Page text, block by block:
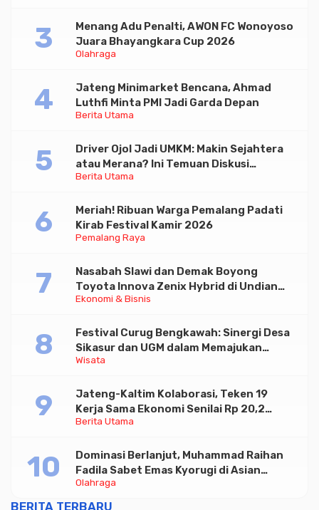
Olahraga
Menang Adu Penalti, AWON FC Wonoyoso
Juara Bhayangkara Cup 2026
Berita Utama
Jateng Minimarket Bencana, Ahmad
Luthfi Minta PMI Jadi Garda Depan
Berita Utama
Driver Ojol Jadi UMKM: Makin Sejahtera
atau Merana? Ini Temuan Diskusi
Paramadina
Pemalang Raya
Meriah! Ribuan Warga Pemalang Padati
Kirab Festival Kamir 2026
Ekonomi & Bisnis
Nasabah Slawi dan Demak Boyong
Toyota Innova Zenix Hybrid di Undian
Tabungan Bima Bank Jateng
Wisata
Festival Curug Bengkawah: Sinergi Desa
Sikasur dan UGM dalam Memajukan
Wisata serta UMKM Lokal
Berita Utama
Jateng-Kaltim Kolaborasi, Teken 19
Kerja Sama Ekonomi Senilai Rp 20,2
Triliun
Olahraga
Dominasi Berlanjut, Muhammad Raihan
Fadila Sabet Emas Kyorugi di Asian
Taekwondo Indonesia Open 2026
BERITA TERBARU